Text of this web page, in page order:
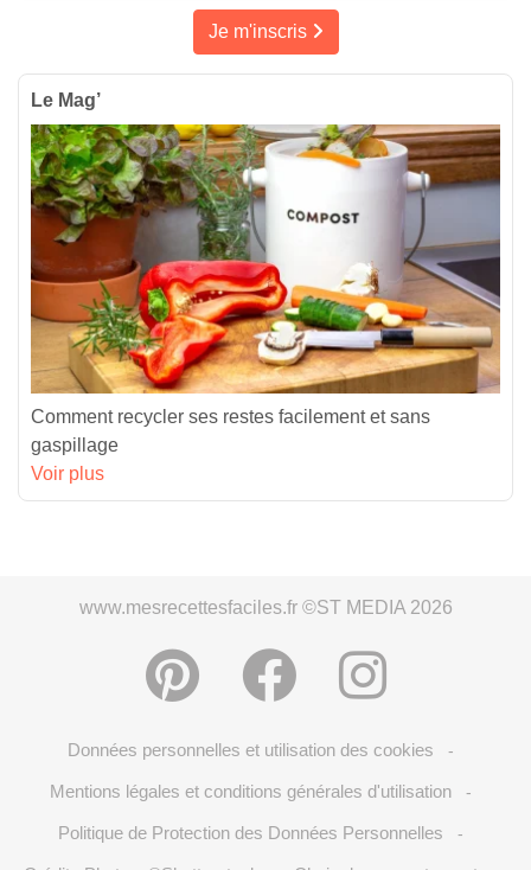
Je m'inscris
Le Mag’
Comment recycler ses restes facilement et sans
gaspillage
Voir plus
www.mesrecettesfaciles.fr ©ST MEDIA 2026
Données personnelles et utilisation des cookies -
Mentions légales et conditions générales d'utilisation -
Politique de Protection des Données Personnelles -